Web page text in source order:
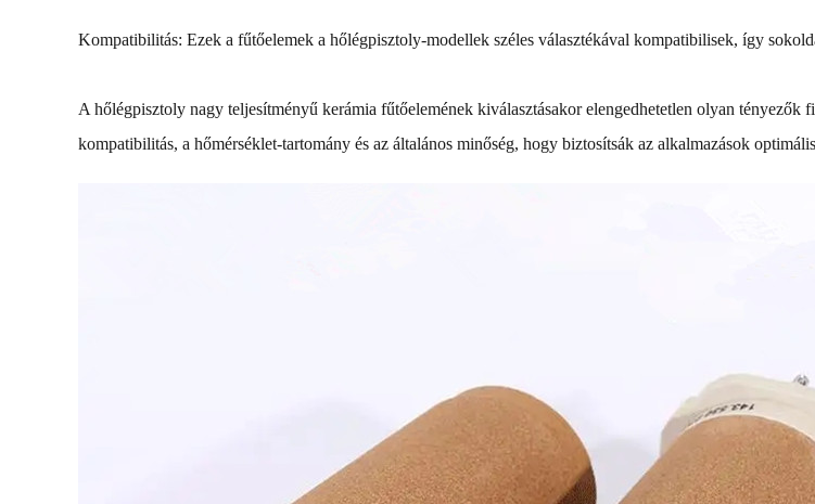
Kompatibilitás: Ezek a fűtőelemek a hőlégpisztoly-modellek széles választékával kompatibilisek, így
A hőlégpisztoly nagy teljesítményű kerámia fűtőelemének kiválasztásakor elengedhetetlen olyan
kompatibilitás, a hőmérséklet-tartomány és az általános minőség, hogy biztosítsák az alkalmazások